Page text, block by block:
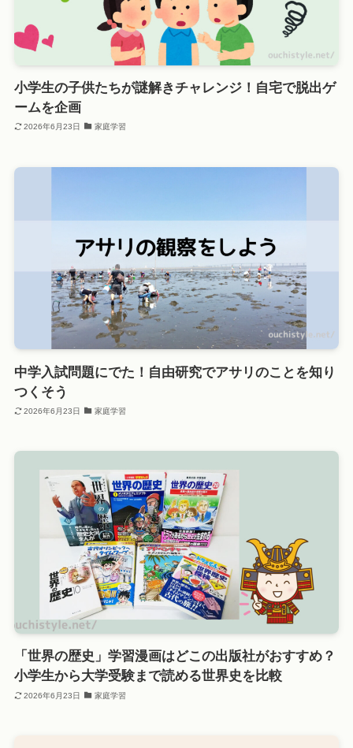
小学生の子供たちが謎解きチャレンジ！自宅で脱出ゲ
ームを企画
2026年6月23日 家庭学習
中学入試問題にでた！自由研究でアサリのことを知り
つくそう
2026年6月23日 家庭学習
「世界の歴史」学習漫画はどこの出版社がおすすめ？
小学生から大学受験まで読める世界史を比較
2026年6月23日 家庭学習